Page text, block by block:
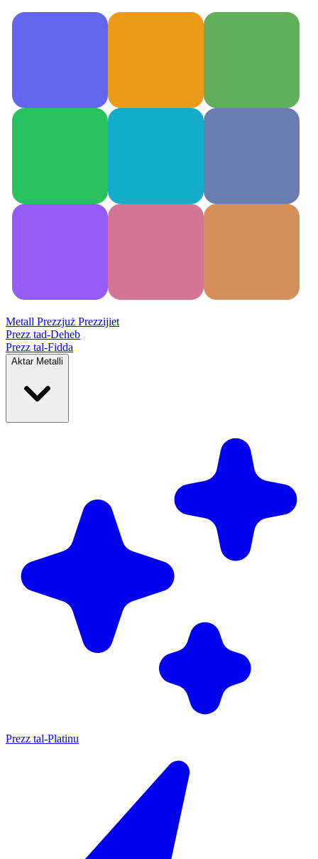
Metall Prezzjuż Prezzijiet
Prezz tad-Deheb
Prezz tal-Fidda
Aktar Metalli
Prezz tal-Platinu